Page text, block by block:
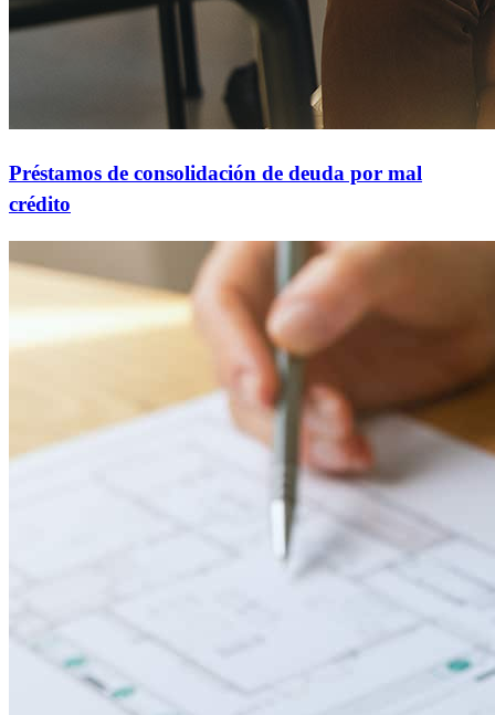
Préstamos de consolidación de deuda por mal
crédito
Aproveche el valor acumulado de su
Desbloquee el potencial del valor acumulado de su vivienda:
¡solicite ahora para acceder a los fondos que necesita!